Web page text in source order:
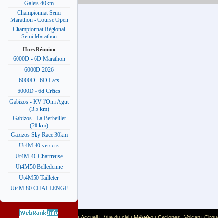
Galets 40km
Championnat Semi
Marathon - Course Open
Championnat Régional
Semi Marathon
Hors Réunion
6000D - 6D Marathon
6000D 2026
6000D - 6D Lacs
6000D - 6d Crêtes
Gabizos - KV l'Omi Agut
(3.5 km)
Gabizos - La Berbeillet
(20 km)
Gabizos Sky Race 30km
Ut4M 40 vercors
Ut4M 40 Chartreuse
Ut4M50 Belledonne
Ut4M50 Taillefer
Ut4M 80 CHALLENGE